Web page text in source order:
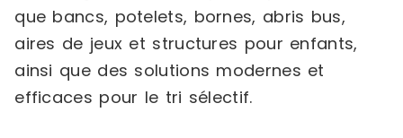
que bancs, potelets, bornes, abris bus,
aires de jeux et structures pour enfants,
ainsi que des solutions modernes et
efficaces pour le tri sélectif.